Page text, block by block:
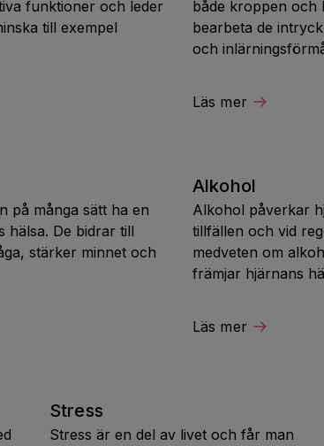
funktioner och leder
till exempel
både kroppen och
bearbeta de
och
Läs mer
på många sätt ha en
hälsa. De bidrar till
stärker minnet och
Alkohol
Alkohol påverkar
tillfällen och vid
medveten om
främjar hjärnans
Läs mer
Stress
Stress är en del av livet och får man